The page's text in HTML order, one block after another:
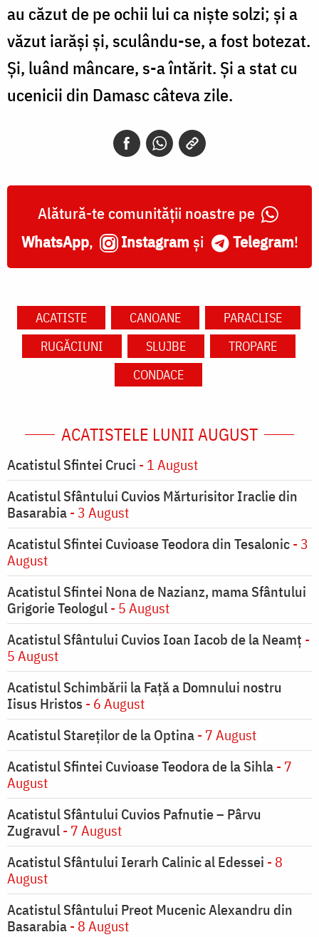
au căzut de pe ochii lui ca nişte solzi; şi a
văzut iarăşi şi, sculându-se, a fost botezat.
Şi, luând mâncare, s-a întărit. Şi a stat cu
ucenicii din Damasc câteva zile.
Alătură-te comunității noastre pe
WhatsApp, Instagram și Telegram!
ACATISTE CANOANE
PARACLISE
RUGĂCIUNI
SLUJBE
TROPARE
CONDACE
ACATISTELE LUNII AUGUST
Acatistul Sfintei Cruci - 1 August
Acatistul Sfântului Cuvios Mărturisitor Iraclie din
Basarabia- 3 August
Acatistul Sfintei Cuvioase Teodora din Tesalonic- 3
August
Acatistul Sfintei Nona de Nazianz, mama Sfântului
Grigorie Teologul- 5 August
Acatistul Sfântului Cuvios Ioan Iacob de la Neamț -
5 August
Acatistul Schimbării la Faţă a Domnului nostru
Iisus Hristos - 6 August
Acatistul Stareţilor de la Optina- 7 August
Acatistul Sfintei Cuvioase Teodora de la Sihla- 7
August
Acatistul Sfântului Cuvios Pafnutie – Pârvu
Zugravul- 7 August
Acatistul Sfântului Ierarh Calinic al Edessei - 8
August
Acatistul Sfântului Preot Mucenic Alexandru din
Basarabia- 8 August